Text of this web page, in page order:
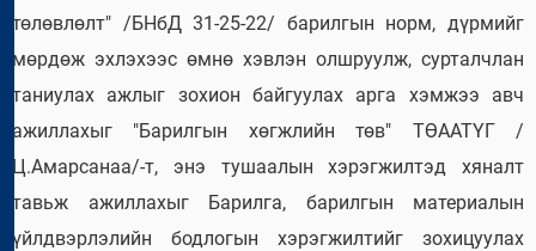
төлөвлөлт" /БНбД 31-25-22/ барилгын норм, дүрмийг
мөрдөж эхлэхээс өмнө хэвлэн олшруулж, сурталчлан
таниулах ажлыг зохион байгуулах арга хэмжээ авч
ажиллахыг "Барилгын хөгжлийн төв" ТӨААТҮГ /
Ц.Амарсанаа/-т, энэ тушаалын хэрэгжилтэд хяналт
тавьж ажиллахыг Барилга, барилгын материалын
үйлдвэрлэлийн бодлогын хэрэгжилтийг зохицуулах